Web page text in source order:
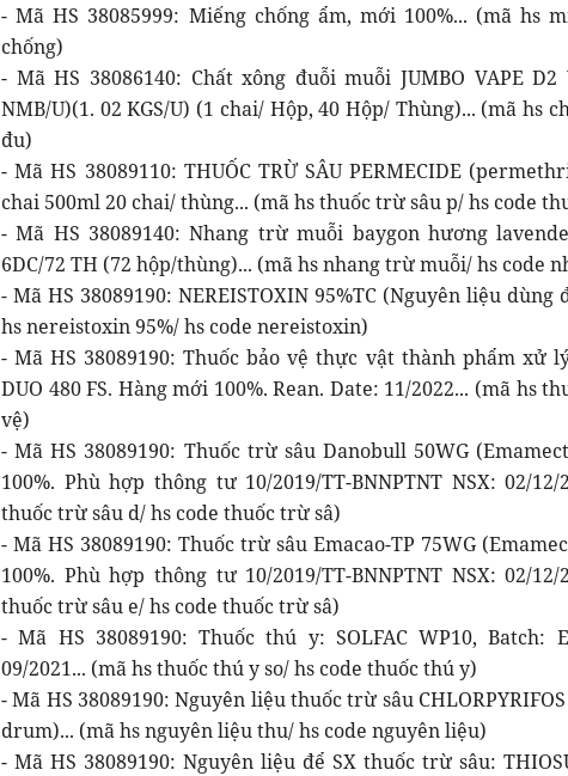
- Mã HS 38085999: Miếng chống ẩm, mới 100%... (mã hs
chống)
- Mã HS 38086140: Chất xông đuỗi muỗi JUMBO VAPE D2
NMB/U)(1. 02 KGS/U) (1 chai/ Hộp, 40 Hộp/ Thùng)... (mã hs
đu)
- Mã HS 38089110: THUỐC TRỪ SÂU PERMECIDE
chai 500ml 20 chai/ thùng... (mã hs thuốc trừ sâu p/ hs code
- Mã HS 38089140: Nhang trừ muỗi baygon hương
6DC/72 TH (72 hộp/thùng)... (mã hs nhang trừ muỗi/ hs code
- Mã HS 38089190: NEREISTOXIN 95%TC (Nguyên liệu
hs nereistoxin 95%/ hs code nereistoxin)
- Mã HS 38089190: Thuốc bảo vệ thực vật thành phẩm xử
DUO 480 FS. Hàng mới 100%. Rean. Date: 11/2022... (mã hs
vệ)
- Mã HS 38089190: Thuốc trừ sâu Danobull 50WG
100%. Phù hợp thông tư 10/2019/TT-BNNPTNT NSX: 02/
thuốc trừ sâu d/ hs code thuốc trừ sâ)
- Mã HS 38089190: Thuốc trừ sâu Emacao-TP 75WG
100%. Phù hợp thông tư 10/2019/TT-BNNPTNT NSX: 02/
thuốc trừ sâu e/ hs code thuốc trừ sâ)
- Mã HS 38089190: Thuốc thú y: SOLFAC WP10, Batch:
09/2021... (mã hs thuốc thú y so/ hs code thuốc thú y)
- Mã HS 38089190: Nguyên liệu thuốc trừ sâu
drum)... (mã hs nguyên liệu thu/ hs code nguyên liệu)
- Mã HS 38089190: Nguyên liệu để SX thuốc trừ sâu: